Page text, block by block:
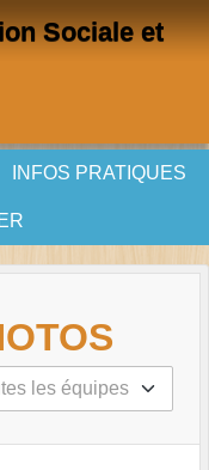
Sociale et
INFOS PRATIQUES